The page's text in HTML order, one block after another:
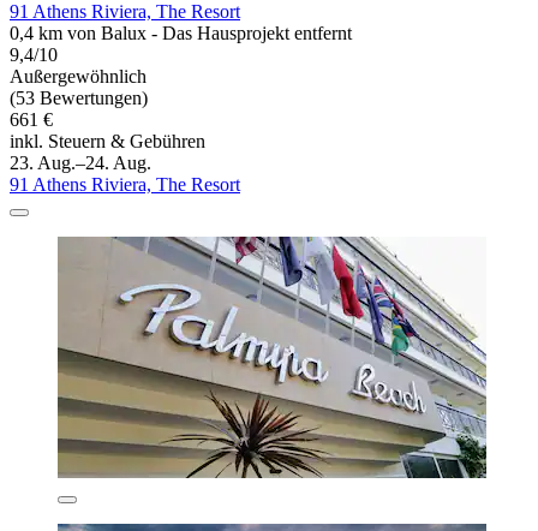
91 Athens Riviera, The Resort
0,4 km von Balux - Das Hausprojekt entfernt
9,4/10
Außergewöhnlich
(53 Bewertungen)
661 €
inkl. Steuern & Gebühren
23. Aug.–24. Aug.
91 Athens Riviera, The Resort